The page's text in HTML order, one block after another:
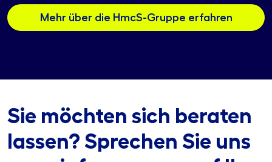
Mehr über die HmcS-Gruppe erfahren
Sie möchten sich beraten
lassen? Sprechen Sie uns